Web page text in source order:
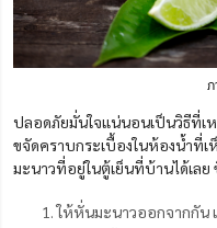
ปลอดภัยมั่นใจแน่นอนเป็นวิธีที่เ
ขจัดคราบกระเบื้องในห้องน้ำที่
มะนาวที่อยู่ในตู้เย็นที่บ้านได้เลย
ให้หั่นมะนาวออกจากกัน